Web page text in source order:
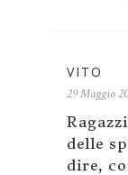
VITO
29 Maggio
delle
dire,